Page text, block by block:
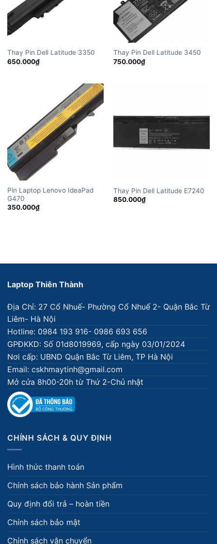
Thay Pin Dell Latitude 3350
650.000₫
Thay Pin Dell Latitude 3450
750.000₫
Pin Laptop Lenovo IdeaPad
G470
350.000₫
Thay Pin Dell Latitude E7240
850.000₫
Laptop Thiên Thành
Địa Chỉ: 27 Cổ Nhuế- Phường Cổ Nhuế 2- Quận Bắc Từ
Liêm- Hà Nội
Hotline: 0984 193 916- 0986 693 656
GPĐKKD: Số 01d8019969, cấp ngày 03/01/2024
Nơi cấp: UBND Quận Bắc Từ Liêm, TP Hà Nội
Email: cskhmaytinh@gmail.com
Mở cửa 8h00-20h từ Thứ 2-Chủ nhật
CHÍNH SÁCH & QUY ĐỊNH
Hình thức thanh toán
Chính sách bảo hành Sản phẩm
Quy định đổi trả – hoàn tiền
Chính sách bảo mật
Chính sách vận chuyển